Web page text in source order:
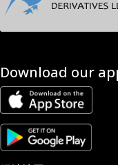
Download our